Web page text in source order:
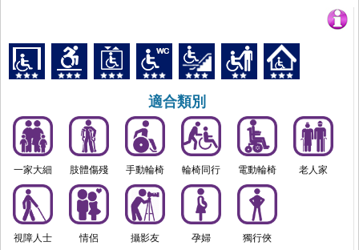
適合類別
一家大細 肢體傷殘 手動輪椅 輪椅同行 電動輪椅 老人家
視障人士 情侶 攝影友 孕婦 獨行俠